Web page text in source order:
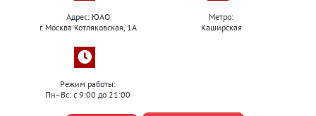
Адрес: ЮАО
г. Москва Котляковская, 1А
Метро:
Каширская
Режим работы:
Пн–Вс: с 9:00 до 21:00